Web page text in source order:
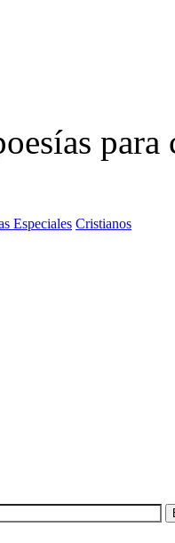
Especiales Cristianos